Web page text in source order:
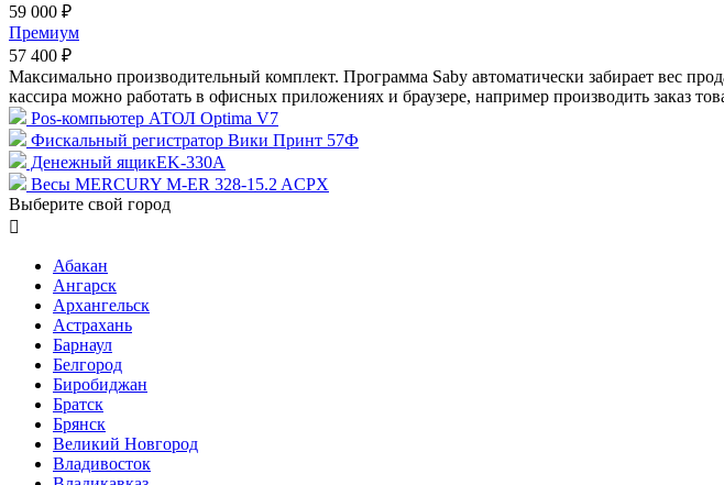
59 000 ₽
Премиум
57 400 ₽
Максимально производительный комплект. Программа Saby автоматически забирает вес
кассира можно работать в офисных приложениях и браузере, например производить заказ
Pos-компьютер АТОЛ Optima V7
Фискальный регистратор Вики Принт 57Ф
Денежный ящикEK-330A
Весы MERCURY M-ER 328-15.2 ACPX
Выберите свой город

Абакан
Ангарск
Архангельск
Астрахань
Барнаул
Белгород
Биробиджан
Братск
Брянск
Великий Новгород
Владивосток